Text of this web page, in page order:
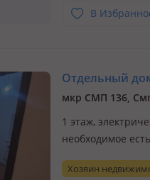
В
Отдельный дом
мкр СМП 136,
1 этаж,
необходимое
Хозяин